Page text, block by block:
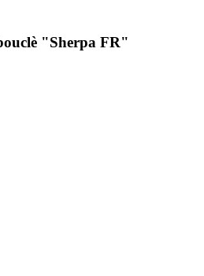
"Sherpa FR"